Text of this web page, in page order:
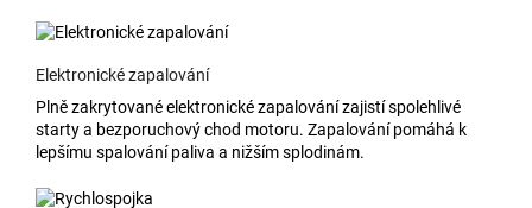
Elektronické zapalování
Plně zakrytované elektronické zapalování zajistí spolehlivé
starty a bezporuchový chod motoru. Zapalování pomáhá k
lepšímu spalování paliva a nižším splodinám.